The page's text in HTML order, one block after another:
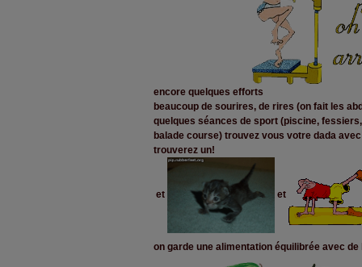
encore quelques efforts
beaucoup de sourires, de rires (on fait les
quelques séances de sport (piscine,
balade course) trouvez vous votre dada
trouverez un!
et et
on garde une alimentation équilibrée avec